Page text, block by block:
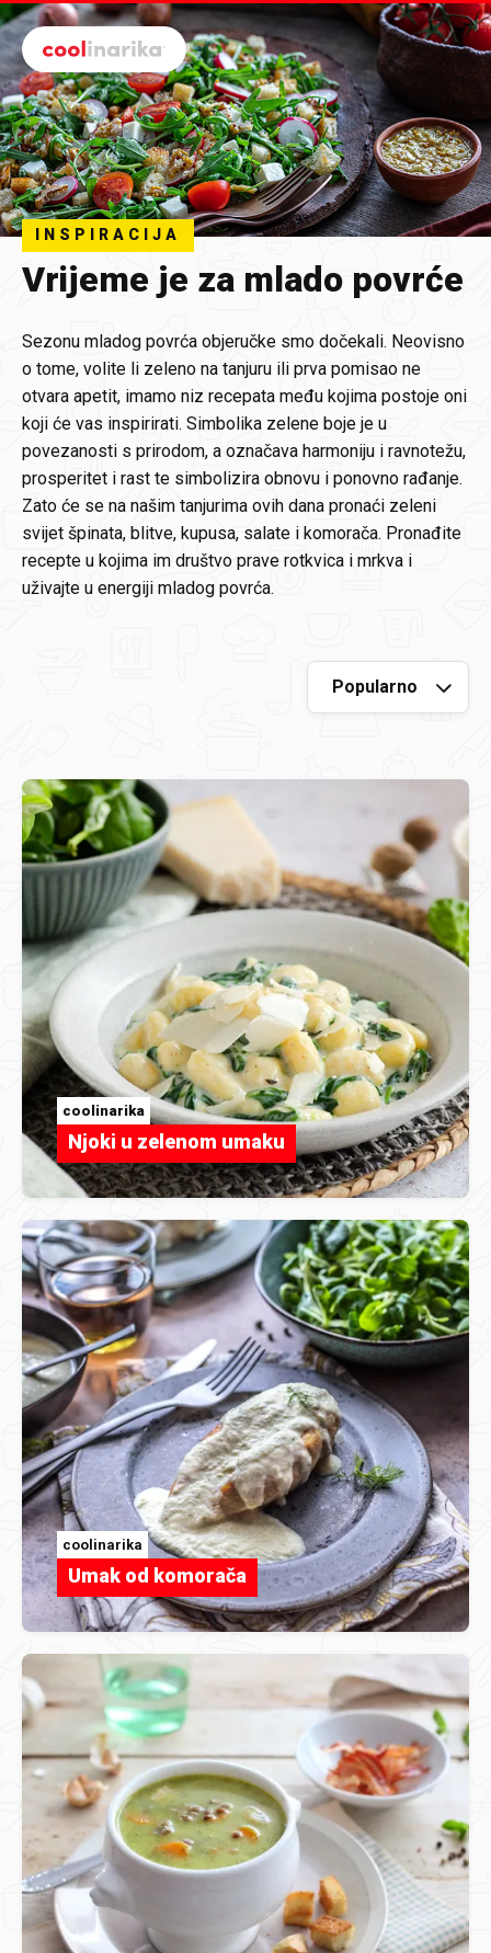
Preskoči na glavni sadržaj
INSPIRACIJA
Vrijeme je za mlado povrće
Sezonu mladog povrća objeručke smo dočekali. Neovisno
o tome, volite li zeleno na tanjuru ili prva pomisao ne
otvara apetit, imamo niz recepata među kojima postoje oni
koji će vas inspirirati. Simbolika zelene boje je u
povezanosti s prirodom, a označava harmoniju i ravnotežu,
prosperitet i rast te simbolizira obnovu i ponovno rađanje.
Zato će se na našim tanjurima ovih dana pronaći zeleni
svijet špinata, blitve, kupusa, salate i komorača. Pronađite
recepte u kojima im društvo prave rotkvica i mrkva i
uživajte u energiji mladog povrća.
coolinarika
Njoki u zelenom umaku
coolinarika
Umak od komorača